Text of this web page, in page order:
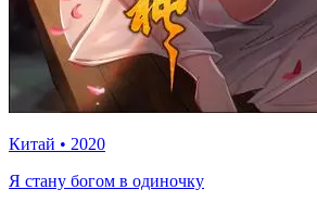
Китай • 2020
Я стану богом в одиночку